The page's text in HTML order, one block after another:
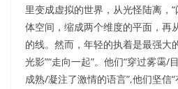
里变成虚拟的世界，从光怪陆离，
体空间，缩成两个维度的平面，再
的线。然而，年轻的执着是最强大
光影”“走向一起”。他们“穿过雾霭/
成熟/凝注了激情的语言”,他们坚信